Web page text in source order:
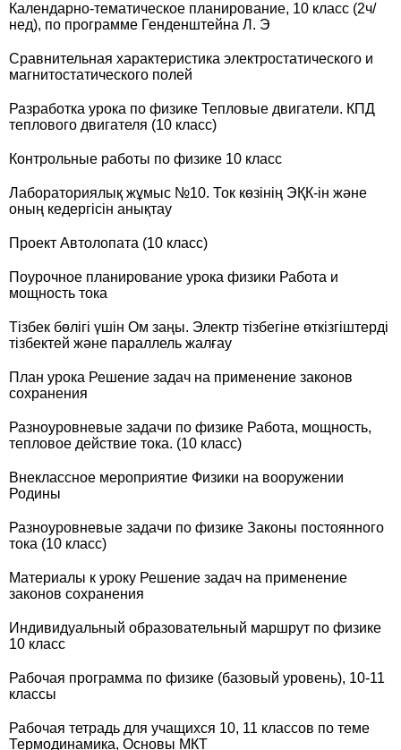
Календарно-тематическое планирование, 10 класс (2ч/
нед), по программе Генденштейна Л. Э
Сравнительная характеристика электростатического и
магнитостатического полей
Разработка урока по физике Тепловые двигатели. КПД
теплового двигателя (10 класс)
Контрольные работы по физике 10 класс
Лабораториялық жұмыс №10. Ток көзінің ЭҚК-ін және
оның кедергісін анықтау
Проект Автолопата (10 класс)
Поурочное планирование урока физики Работа и
мощность тока
Тізбек бөлігі үшін Ом заңы. Электр тізбегіне өткізгіштерді
тізбектей және параллель жалғау
План урока Решение задач на применение законов
сохранения
Разноуровневые задачи по физике Работа, мощность,
тепловое действие тока. (10 класс)
Внеклассное мероприятие Физики на вооружении
Родины
Разноуровневые задачи по физике Законы постоянного
тока (10 класс)
Материалы к уроку Решение задач на применение
законов сохранения
Индивидуальный образовательный маршрут по физике
10 класс
Рабочая программа по физике (базовый уровень), 10-11
классы
Рабочая тетрадь для учащихся 10, 11 классов по теме
Термодинамика, Основы МКТ